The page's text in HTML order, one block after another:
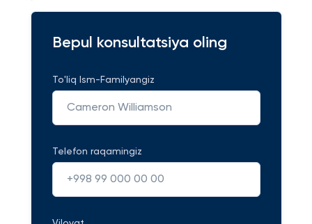
Bepul konsultatsiya oling
To'liq Ism-Familyangiz
Telefon raqamingiz